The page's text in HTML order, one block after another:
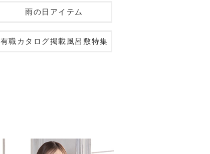
雨の日アイテム
有職カタログ掲載風呂敷特集